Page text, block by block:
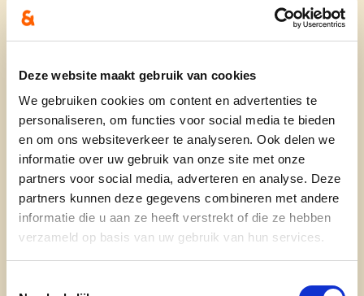
Deze website maakt gebruik van cookies
We gebruiken cookies om content en advertenties te
personaliseren, om functies voor social media te bieden
en om ons websiteverkeer te analyseren. Ook delen we
informatie over uw gebruik van onze site met onze
partners voor social media, adverteren en analyse. Deze
partners kunnen deze gegevens combineren met andere
informatie die u aan ze heeft verstrekt of die ze hebben
verzameld op basis van uw gebruik van hun services.
Proefopstelling Neerstraat
Brigitte: hoe lang gaat de proefopstelling in de
Neerstraat behouden blijven? Best vrij snel
evalueren en dan oordelen hoe de definitieve
opstelling gebeurt. Ook hier werden de buren niet
vooraf geïnformeerd door de aannemer of de
gemeente, net voor men de proefopstelling
effectief installeerde.
Warme Schoolmaaltijden